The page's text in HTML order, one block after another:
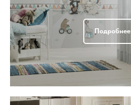
Подробнее